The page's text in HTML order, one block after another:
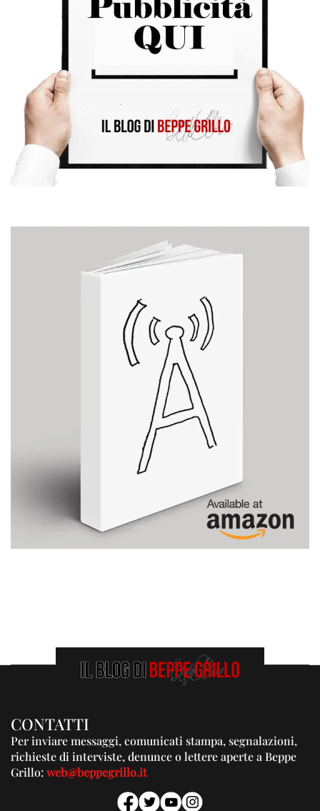
CONTATTI
Per inviare messaggi, comunicati stampa, segnalazioni,
richieste di interviste, denunce o lettere aperte a Beppe
Grillo:web@beppegrillo.it